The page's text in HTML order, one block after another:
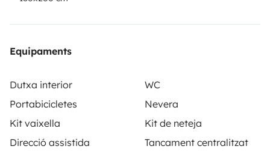
Equipaments
Dutxa interior
WC
Portabicicletes
Nevera
Kit vaixella
Kit de neteja
Direcció assistida
Tancament centralitzat